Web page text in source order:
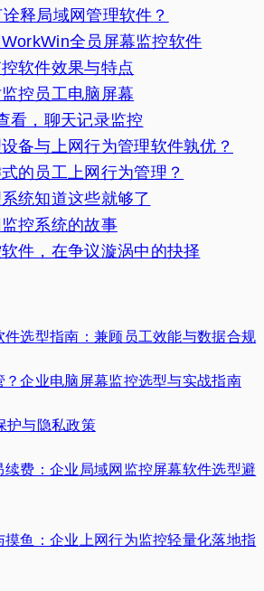
释局域网管理软件？
全员屏幕监控软件
软件效果与特点
控员工电脑屏幕
看，聊天记录监控
备与上网行为管理软件孰优？
的员工上网行为管理？
统知道这些就够了
控系统的故事
件，在争议漩涡中的抉择
件选型指南：兼顾员工效能与数据合规
？企业电脑屏幕监控选型与实战指南
护与隐私政策
续费：企业局域网监控屏幕软件选型避
摸鱼：企业上网行为监控轻量化落地指